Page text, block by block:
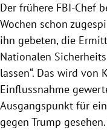
Der frühere FBI-Chef
Wochen schon
ihn gebeten, die
Nationalen
lassen“. Das wird von
Einflussnahme
Ausgangspunkt für
gegen Trump